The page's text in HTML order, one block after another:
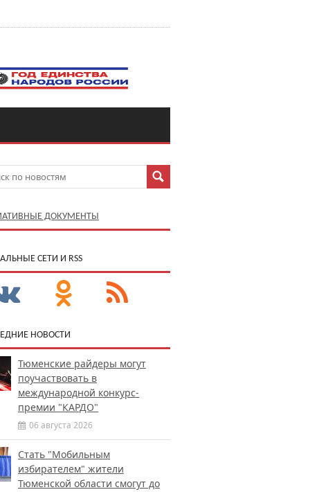
ДОКУМЕНТЫ
СЕТИ И RSS
НОВОСТИ
Тюменские райдеры могут
поучаствовать в
международной конкурс-
премии "КАРДО"
06 августа 2026
Стать "Мобильным
избирателем" жители
Тюменской области смогут до